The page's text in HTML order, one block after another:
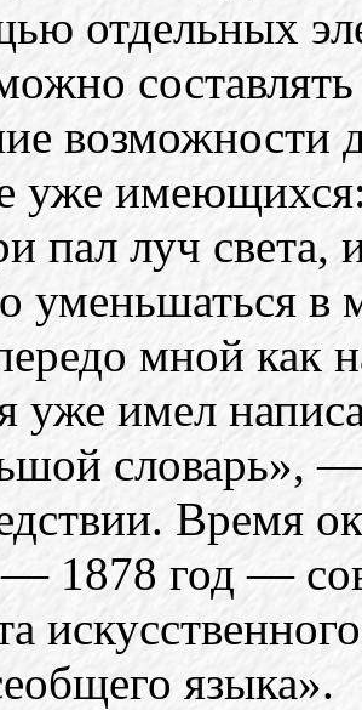
отдельных
возможности
уже
пал луч
уменьшаться в
мной как
уже имел
словарь»,
Время
1878 год —
языка».